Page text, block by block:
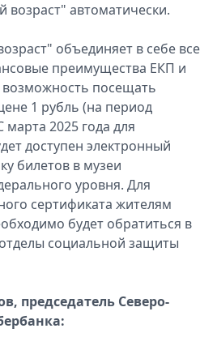
возраст" автоматически.
объединяет в себе все
преимущества ЕКП и
посещать
1 рубль (на период
2025 года для
доступен электронный
билетов в музеи
уровня. Для
сертификата жителям
будет обратиться в
социальной защиты
председатель Северо-